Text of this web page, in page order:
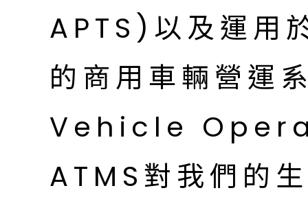
APTS)以及運用
的商用車輛營
Vehicle
ATMS對我們的